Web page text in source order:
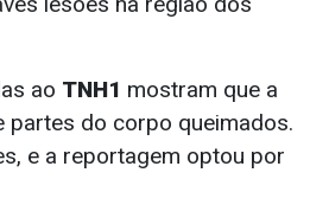
ao TNH1 mostram que a
partes do corpo queimados.
e a reportagem optou por